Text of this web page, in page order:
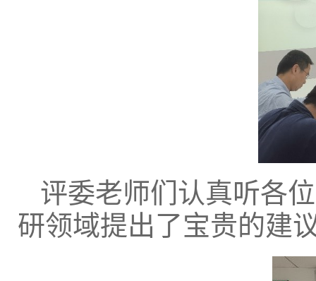
评委老师们认真听各
研领域提出了宝贵的建